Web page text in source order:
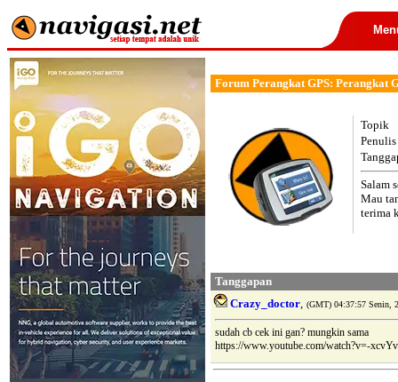
Forum Perangkat GPS: Perangkat
Topik
Penulis
Salam
Mau
terima
Tanggapan
Crazy_doctor, (GMT) 04:37:57 Senin,
sudah cb cek ini gan? mungkin sama
https://www.youtube.com/watch?v=-